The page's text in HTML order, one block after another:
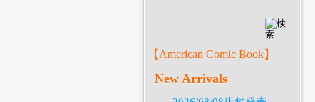
【American Comic Book】
New Arrivals